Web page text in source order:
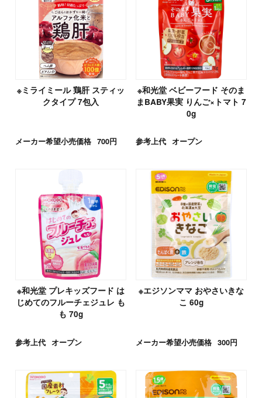
※ミライミール 鶏肝 スティッ
クタイプ 7包入
メーカー希望小売価格 700円
※和光堂 ベビーフード そのま
まBABY果実 りんご×トマト 7
0g
参考上代 オープン
※和光堂 プレキッズフード は
じめてのフルーチェジュレ も
も 70g
参考上代 オープン
※エジソンママ おやさいきな
こ 60g
メーカー希望小売価格 300円